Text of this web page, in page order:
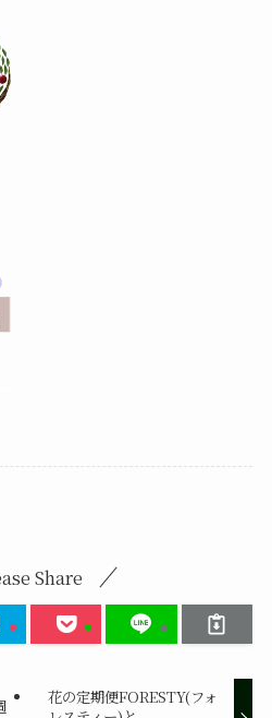
Share
花の定期便FORESTY(フォ